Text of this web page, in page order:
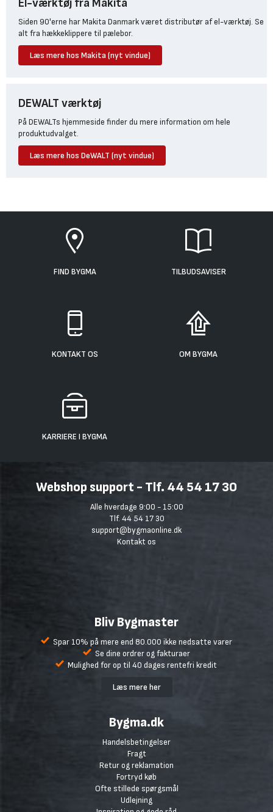
Siden 90'erne har Makita Danmark været distributør af el-værktøj. Se
alt fra hækkeklippere til pælebor.
Læs mere hos Makita (nyt vindue)
DEWALT værktøj
På DEWALTs hjemmeside finder du mere information om hele
produktudvalget.
Læs mere hos DeWALT (nyt vindue)
FIND BYGMA TILBUDSAVISER
KONTAKT OS OM BYGMA
KARRIERE I BYGMA
Webshop support - Tlf. 44 54 17 30
Alle hverdage 9:00 - 15:00
Tlf. 44 54 17 30
support@bygmaonline.dk
Kontakt os
Bliv Bygmaster
Spar 10% på mere end 80.000 ikke nedsatte varer
Se dine ordrer og fakturaer
Mulighed for op til 40 dages rentefri kredit
Læs mere her
Bygma.dk
Handelsbetingelser
Fragt
Retur og reklamation
Fortryd køb
Ofte stillede spørgsmål
Udlejning